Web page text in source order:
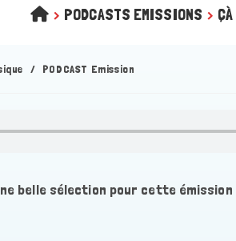
> PODCASTS EMISSIONS >
/ PODCAST Emission
belle sélection pour cette émission